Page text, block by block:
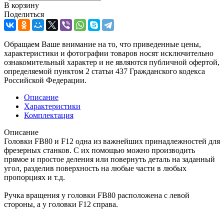
В корзину
Поделиться
Обращаем Ваше внимание на то, что приведенные цены,
характеристики и фотографии товаров носят исключительно
ознакомительный характер и не являются публичной офертой,
определяемой пунктом 2 статьи 437 Гражданского кодекса
Российской Федерации.
Описание
Характеристики
Комплектация
Описание
Головки FB80 и F12 одна из важнейших принадлежностей для
фрезерных станков. С их помощью можно производить
прямое и простое деления или повернуть деталь на заданный
угол, разделив поверхность на любые части в любых
пропорциях и т.д.
Ручка вращения у головки FB80 расположена с левой
стороны, а у головки F12 справа.